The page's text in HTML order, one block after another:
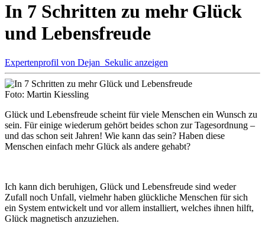
In 7 Schritten zu mehr Glück
und Lebensfreude
Expertenprofil von Dejan ‎ Sekulic anzeigen
Foto: Martin Kiessling
Glück und Lebensfreude scheint für viele Menschen ein Wunsch zu
sein. Für einige wiederum gehört beides schon zur Tagesordnung –
und das schon seit Jahren! Wie kann das sein? Haben diese
Menschen einfach mehr Glück als andere gehabt?
Ich kann dich beruhigen, Glück und Lebensfreude sind weder
Zufall noch Unfall, vielmehr haben glückliche Menschen für sich
ein System entwickelt und vor allem installiert, welches ihnen hilft,
Glück magnetisch anzuziehen.